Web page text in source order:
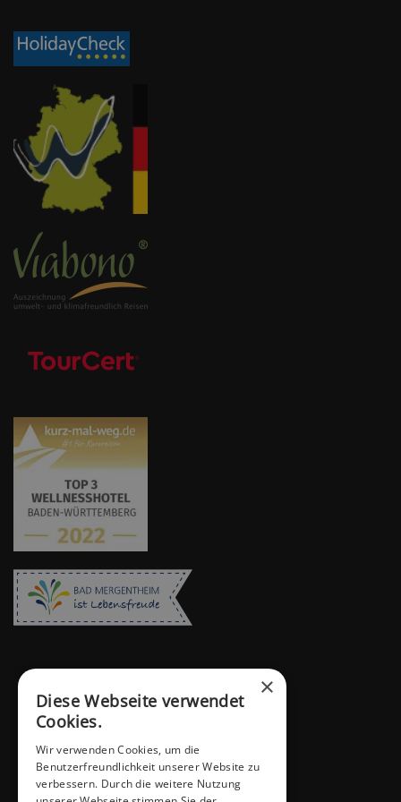
×
Diese Webseite verwendet
Cookies.
Wir verwenden Cookies, um die
Benutzerfreundlichkeit unserer Website zu
verbessern. Durch die weitere Nutzung